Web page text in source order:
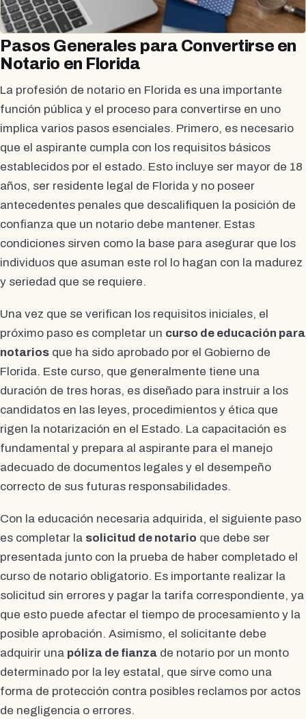
Pasos Generales para Convertirse en
Notario en Florida
La profesión de notario en Florida es una importante
función pública y el proceso para convertirse en uno
implica varios pasos esenciales. Primero, es necesario
que el aspirante cumpla con los requisitos básicos
establecidos por el estado. Esto incluye ser mayor de 18
años, ser residente legal de Florida y no poseer
antecedentes penales que descalifiquen la posición de
confianza que un notario debe mantener. Estas
condiciones sirven como la base para asegurar que los
individuos que asuman este rol lo hagan con la madurez
y seriedad que se requiere.
Una vez que se verifican los requisitos iniciales, el
próximo paso es completar un curso de educación para
notarios que ha sido aprobado por el Gobierno de
Florida. Este curso, que generalmente tiene una
duración de tres horas, es diseñado para instruir a los
candidatos en las leyes, procedimientos y ética que
rigen la notarización en el Estado. La capacitación es
fundamental y prepara al aspirante para el manejo
adecuado de documentos legales y el desempeño
correcto de sus futuras responsabilidades.
Con la educación necesaria adquirida, el siguiente paso
es completar la solicitud de notario que debe ser
presentada junto con la prueba de haber completado el
curso de notario obligatorio. Es importante realizar la
solicitud sin errores y pagar la tarifa correspondiente, ya
que esto puede afectar el tiempo de procesamiento y la
posible aprobación. Asimismo, el solicitante debe
adquirir una póliza de fianza de notario por un monto
determinado por la ley estatal, que sirve como una
forma de protección contra posibles reclamos por actos
de negligencia o errores.